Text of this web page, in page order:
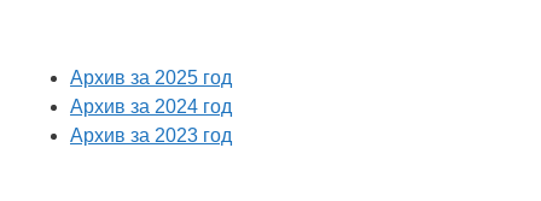
Архив за 2025 год
Архив за 2024 год
Архив за 2023 год